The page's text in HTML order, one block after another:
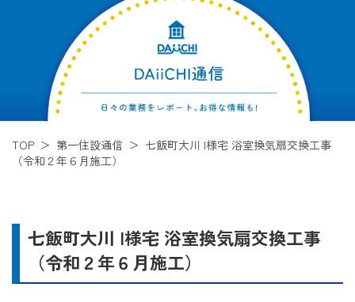
TOP 第一住設通信
七飯町大川 I様宅 浴室換気扇交換工事
（令和２年６月施工）
七飯町大川 I様宅 浴室換気扇交換工事
（令和２年６月施工）